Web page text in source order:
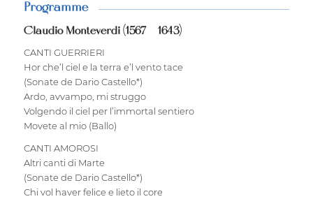
Programme
Claudio Monteverdi (1567 – 1643)
CANTI GUERRIERI
Hor che’l ciel e la terra e’l vento tace
(Sonate de Dario Castello*)
Ardo, avvampo, mi struggo
Volgendo il ciel per l’immortal sentiero
Movete al mio (Ballo)
CANTI AMOROSI
Altri canti di Marte
(Sonate de Dario Castello*)
Chi vol haver felice e lieto il core